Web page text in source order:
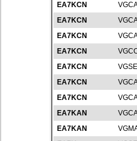
EA7KCN
EA7KCN
EA7KCN
EA7KCN
EA7KCN
EA7KCN
EA7KCN
EA7KAN
EA7KAN